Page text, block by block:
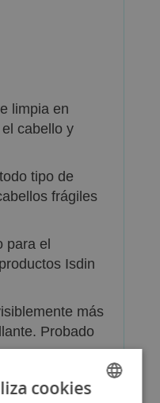
limpia en
cabello y
tipo de
frágiles
para el
Isdin
más
Probado
cookies